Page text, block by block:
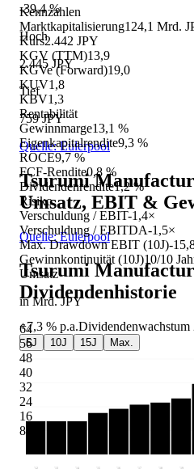
Kennzahlen
Marktkapitalisierung124,1 Mrd.
Kurs2.442 JPY
KGV (TTM)13,9
KGVe (Forward)19,0
KUV1,8
KBV1,3
Rentabilität
Gewinnmarge13,1 %
Eigenkapitalrendite9,3 %
ROCE9,7 %
FCF-Rendite0,8 %
Dividendenrendite1,2 %
Risiko
Verschuldung / EBIT-1,4×
Verschuldung / EBITDA-1,5×
Max. Drawdown EBIT (10J)-
Gewinnkontinuität (10J)10/10
Umsatz
in Mrd. JPY
64
56
48
40
32
24
16
8
-39,4 %
Hoch
2.445 JPY
Tief
759 JPY
Quelle: Eulerpool
Tsurumi
Umsatz, EBIT &
Quelle: Eulerpool
Tsurumi
Dividendenhistorie
+7,3 % p.a.Dividendenwachstum
5J 10J 15J Max.
'12 '14 '16 '17